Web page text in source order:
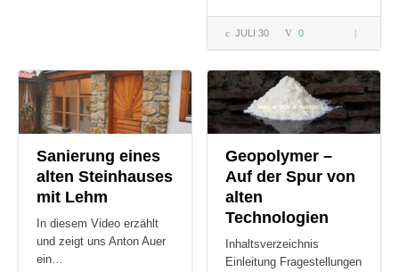
JULI 30 0
Lehm
Passiv
Teil 2 | mit
Roland
Meingast
Sanierung eines
alten Steinhauses
mit Lehm
In diesem Video erzählt
und zeigt uns Anton Auer
ein…
Geopolymer –
Auf der Spur von
alten
Technologien
Inhaltsverzeichnis
Einleitung Fragestellungen